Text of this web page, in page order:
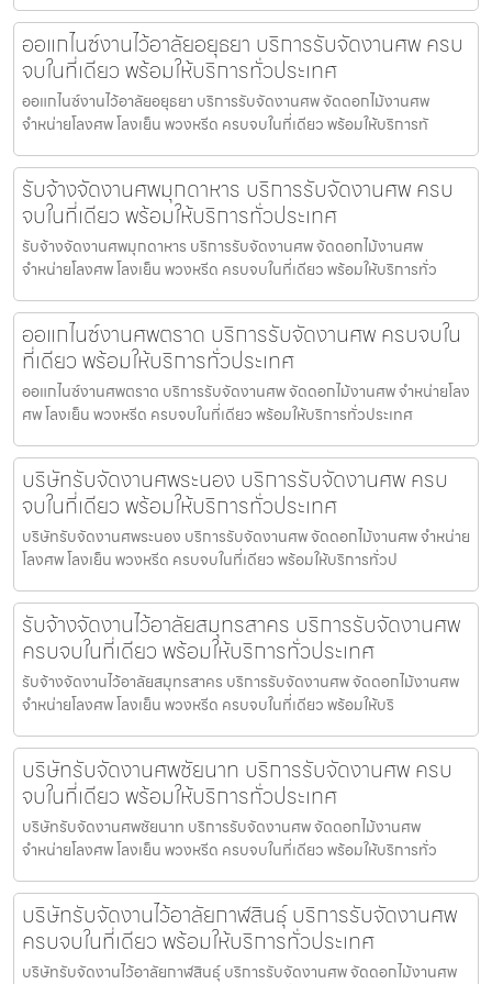
ออแกไนซ์งานไว้อาลัยอยุธยา บริการรับจัดงานศพ ครบ
จบในที่เดียว พร้อมให้บริการทั่วประเทศ
ออแกไนซ์งานไว้อาลัยอยุธยา บริการรับจัดงานศพ จัดดอกไม้งานศพ
จำหน่ายโลงศพ โลงเย็น พวงหรีด ครบจบในที่เดียว พร้อมให้บริการทั
รับจ้างจัดงานศพมุกดาหาร บริการรับจัดงานศพ ครบ
จบในที่เดียว พร้อมให้บริการทั่วประเทศ
รับจ้างจัดงานศพมุกดาหาร บริการรับจัดงานศพ จัดดอกไม้งานศพ
จำหน่ายโลงศพ โลงเย็น พวงหรีด ครบจบในที่เดียว พร้อมให้บริการทั่ว
ออแกไนซ์งานศพตราด บริการรับจัดงานศพ ครบจบใน
ที่เดียว พร้อมให้บริการทั่วประเทศ
ออแกไนซ์งานศพตราด บริการรับจัดงานศพ จัดดอกไม้งานศพ จำหน่ายโลง
ศพ โลงเย็น พวงหรีด ครบจบในที่เดียว พร้อมให้บริการทั่วประเทศ
บริษัทรับจัดงานศพระนอง บริการรับจัดงานศพ ครบ
จบในที่เดียว พร้อมให้บริการทั่วประเทศ
บริษัทรับจัดงานศพระนอง บริการรับจัดงานศพ จัดดอกไม้งานศพ จำหน่าย
โลงศพ โลงเย็น พวงหรีด ครบจบในที่เดียว พร้อมให้บริการทั่วป
รับจ้างจัดงานไว้อาลัยสมุทรสาคร บริการรับจัดงานศพ
ครบจบในที่เดียว พร้อมให้บริการทั่วประเทศ
รับจ้างจัดงานไว้อาลัยสมุทรสาคร บริการรับจัดงานศพ จัดดอกไม้งานศพ
จำหน่ายโลงศพ โลงเย็น พวงหรีด ครบจบในที่เดียว พร้อมให้บริ
บริษัทรับจัดงานศพชัยนาท บริการรับจัดงานศพ ครบ
จบในที่เดียว พร้อมให้บริการทั่วประเทศ
บริษัทรับจัดงานศพชัยนาท บริการรับจัดงานศพ จัดดอกไม้งานศพ
จำหน่ายโลงศพ โลงเย็น พวงหรีด ครบจบในที่เดียว พร้อมให้บริการทั่ว
บริษัทรับจัดงานไว้อาลัยกาฬสินธุ์ บริการรับจัดงานศพ
ครบจบในที่เดียว พร้อมให้บริการทั่วประเทศ
บริษัทรับจัดงานไว้อาลัยกาฬสินธุ์ บริการรับจัดงานศพ จัดดอกไม้งานศพ